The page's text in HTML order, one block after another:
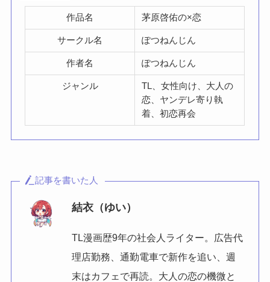
作品名 茅原啓佑の×恋
サークル名 ぽつねんじん
作者名 ぽつねんじん
ジャンル
TL、女性向け、大人の
恋、ヤンデレ寄り執
着、初恋再会
記事を書いた人
結衣（ゆい）
TL漫画歴9年の社会人ライター。広告代
理店勤務、通勤電車で新作を追い、週
末はカフェで再読。大人の恋の機微と